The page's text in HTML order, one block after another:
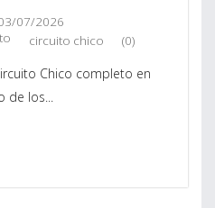
07/2026
circuito chico (0)
Chico completo en
de los...